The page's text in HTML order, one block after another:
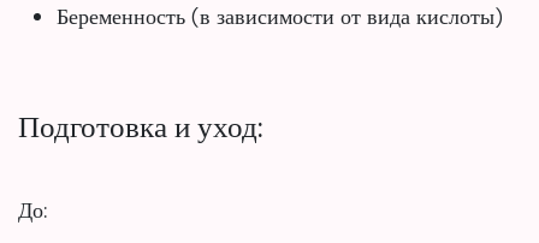
Беременность (в зависимости от вида кислоты)
Подготовка и уход:
До: